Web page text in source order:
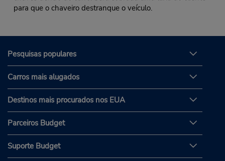
para que o chaveiro destranque o veículo.
Pesquisas populares
Carros mais alugados
Destinos mais procurados nos EUA
Parceiros Budget
Suporte Budget